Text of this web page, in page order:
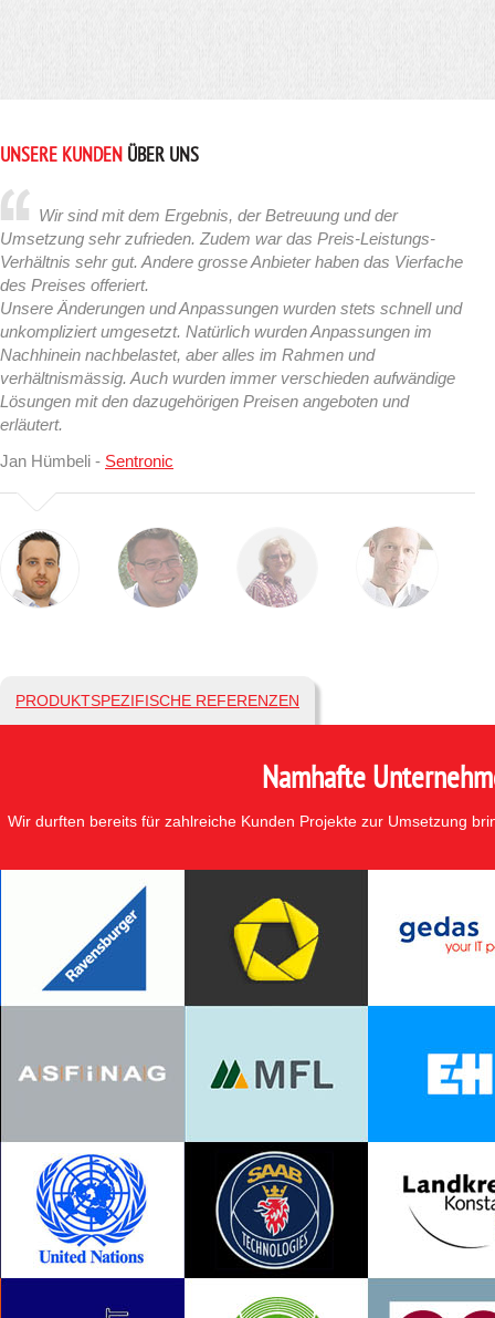
UNSERE KUNDEN ÜBER UNS
Wir sind mit dem Ergebnis, der Betreuung und der
Umsetzung sehr zufrieden. Zudem war das Preis-Leistungs-
Verhältnis sehr gut. Andere grosse Anbieter haben das Vierfache
des Preises offeriert.
Unsere Änderungen und Anpassungen wurden stets schnell und
unkompliziert umgesetzt. Natürlich wurden Anpassungen im
Nachhinein nachbelastet, aber alles im Rahmen und
verhältnismässig. Auch wurden immer verschieden aufwändige
Lösungen mit den dazugehörigen Preisen angeboten und
erläutert.
Jan Hümbeli - Sentronic
PRODUKTSPEZIFISCHE REFERENZEN
Namhafte
Wir durften bereits für zahlreiche Kunden Projekte zur Umsetzung